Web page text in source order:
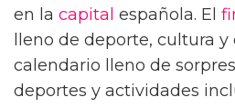
en la capital española. El
lleno de deporte, cultura y
calendario lleno de
deportes y actividades